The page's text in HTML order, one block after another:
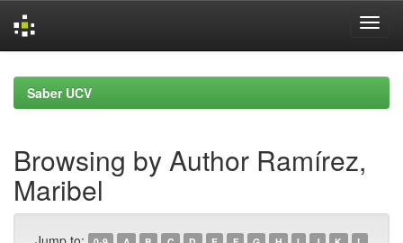
navigationSaber UCV
Browsing by Author Ramírez,
Maribel